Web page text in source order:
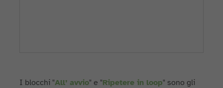
I blocchi "All’ avvio" e "Ripetere in loop" sono gli